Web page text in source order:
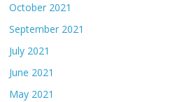
October 2021
September 2021
July 2021
June 2021
May 2021